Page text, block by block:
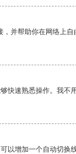
并帮助你在网络上自
速熟悉操作。我不
增加一个自动切